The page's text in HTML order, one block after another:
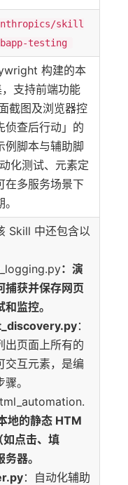
skill
testing
构建的本
支持前端功能
截图及浏览器控
侦查后行动」的
例脚本与辅助脚
化测试、元素定
在多服务场景下
Skill 中还包含以
：演
捕获并保存网页
监控。
：
出页面上所有的
交互元素，是编
骤。
地的静态 HTM
如点击、填
器。
：自动化辅助